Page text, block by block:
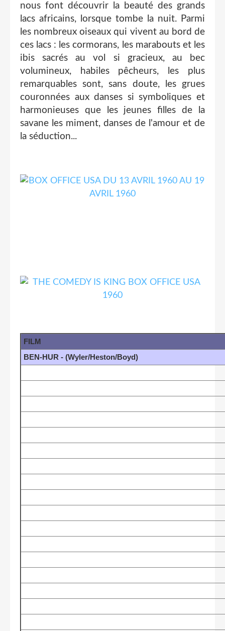
nous font découvrir la beauté des grands
lacs africains, lorsque tombe la nuit. Parmi
les nombreux oiseaux qui vivent au bord de
ces lacs : les cormorans, les marabouts et les
ibis sacrés au vol si gracieux, au bec
volumineux, habiles pêcheurs, les plus
remarquables sont, sans doute, les grues
couronnées aux danses si symboliques et
harmonieuses que les jeunes filles de la
savane les miment, danses de l'amour et de
la séduction...
FILM
BEN-HUR - (Wyler/Heston/Boyd)